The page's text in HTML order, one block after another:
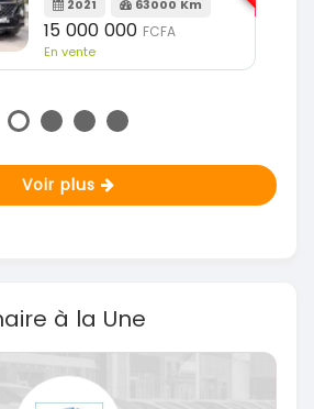
2021 63000 Km
15 000 000 FCFA
En vente
Voir plus
à la Une